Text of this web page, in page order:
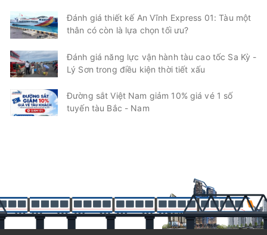
Đánh giá thiết kế An Vĩnh Express 01: Tàu một
thân có còn là lựa chọn tối ưu?
Đánh giá năng lực vận hành tàu cao tốc Sa Kỳ -
Lý Sơn trong điều kiện thời tiết xấu
Đường sắt Việt Nam giảm 10% giá vé 1 số
tuyến tàu Bắc - Nam